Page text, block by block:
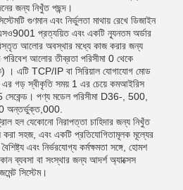
জন্য নিখুঁত পছন্দ।
গুণমান এবং নির্ভুলতা মাথায় রেখে ডিজাইন
প্রত্যয়িত এবং একটি ন্যূনতম অর্ডার
আলোর অবস্থার মধ্যে কাজ করার জন্য
আলোর তীব্রতা পরিসীমা 0 থেকে
। এটি TCP/IP বা সিরিয়াল যোগাযোগ মোড
এর গড় স্বীকৃতি সময় 1 এর চেয়ে কমআইরিস
সেকেন্ড। পণ্য মডেল পরিসীমা D36-, 500,
হল যেকোনো নিরাপত্তা চাহিদার জন্য নিখুঁত
করা সহজ, এবং একটি প্রতিযোগিতামূলক মূল্যের
এবং নির্ভরযোগ্য কর্মক্ষমতা সঙ্গে, হোমশ
ব্যবসা বা সংস্থার জন্য আদর্শ অ্যাক্সেস
সিস্টেম।